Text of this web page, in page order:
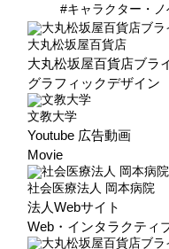
#キャラクター・ノ
大丸松坂屋百貨店
大丸松坂屋百貨店ブラ
グラフィックデザイン
文教大学
Youtube 広告動画
Movie
社会医療法人 岡本病院
法人Webサイト
Web・インタラクティ